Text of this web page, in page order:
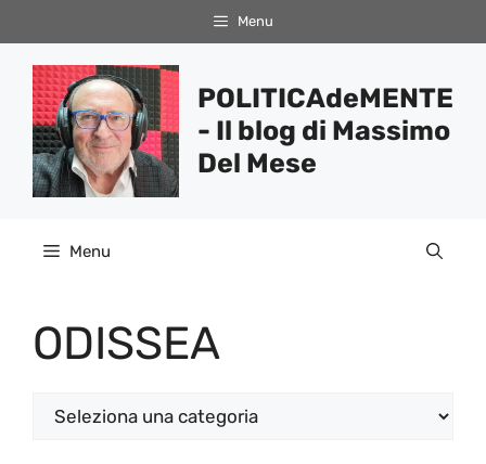
al
contenuto
Menu
POLITICAdeMENTE
- Il blog di Massimo
Del Mese
Menu
ODISSEA
Categorie